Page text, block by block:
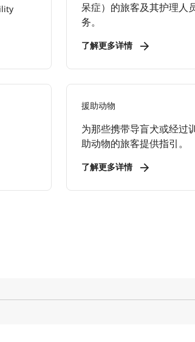
呆症）的旅客及其护理人
务。
了解更多详情
援助动物
为那些携带导盲犬或经过
助动物的旅客提供指引。
了解更多详情